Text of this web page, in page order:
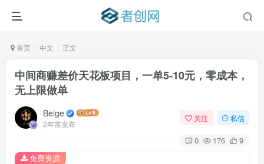
首页 中文 正文
中间商赚差价天花板项目，一单5-10元，零成本，
无上限做单
Beige
2年前发布
关注 私信
0 176 9
免费资源